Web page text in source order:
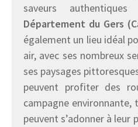
saveurs
Département du Gers
également un lieu idéal
air, avec ses nombreux
ses paysages
peuvent profiter des
campagne environnante,
peuvent s’adonner à leur